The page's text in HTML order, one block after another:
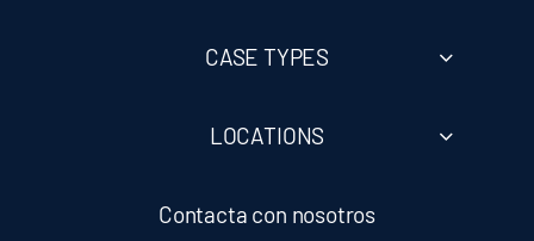
CASE TYPES
LOCATIONS
Contacta con nosotros